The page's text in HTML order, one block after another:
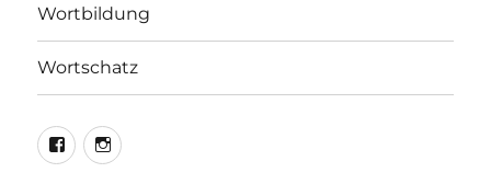
Wortbildung
Wortschatz
LEO@Facebook
LEO@Instagram